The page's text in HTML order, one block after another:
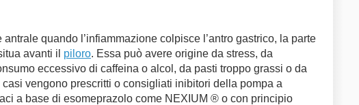
quando l’infiammazione colpisce l’antro gastrico, la parte
avanti il piloro. Essa può avere origine da stress, da
eccessivo di caffeina o alcol, da pasti troppo grassi o da
casi vengono prescritti o consigliati inibitori della pompa a
a base di esomeprazolo come NEXIUM ® o con principio